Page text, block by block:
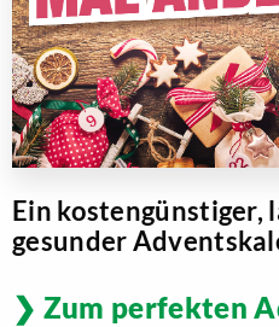
Ein kostengünstiger,
gesunder
Zum perfekten